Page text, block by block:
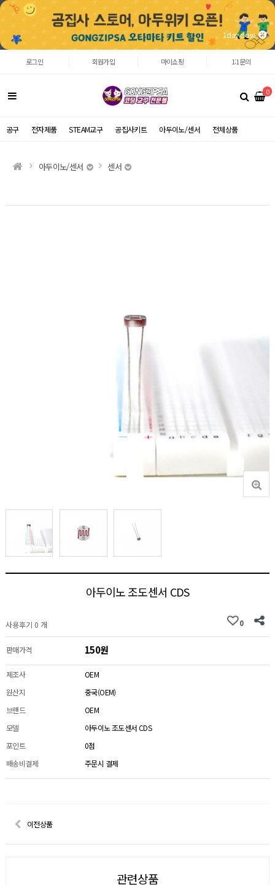
1day close
로그인 회원가입 마이쇼핑 1:1문의
0
공구 전자제품 STEAM교구 공집사키트 아두이노/센서 전체상품
아두이노/센서 센서
아두이노 조도센서 CDS
사용후기 0 개 0
판매가격 150원
제조사
OEM
원산지
중국(OEM)
브랜드
OEM
모델
아두이노 조도센서 CDS
포인트
0점
배송비결제
주문시 결제
이전상품
관련상품